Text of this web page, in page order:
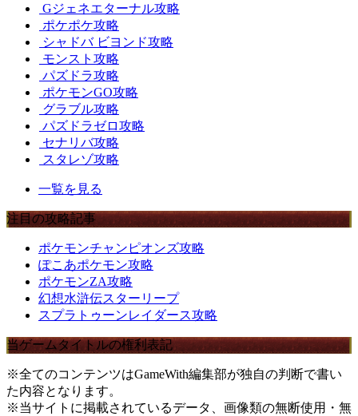
Gジェネエターナル攻略
ポケポケ攻略
シャドバ ビヨンド攻略
モンスト攻略
パズドラ攻略
ポケモンGO攻略
グラブル攻略
パズドラゼロ攻略
セナリバ攻略
スタレゾ攻略
一覧を見る
注目の攻略記事
ポケモンチャンピオンズ攻略
ぽこあポケモン攻略
ポケモンZA攻略
幻想水滸伝スターリープ
スプラトゥーンレイダース攻略
当ゲームタイトルの権利表記
※全てのコンテンツはGameWith編集部が独自の判断で書い
た内容となります。
※当サイトに掲載されているデータ、画像類の無断使用・無